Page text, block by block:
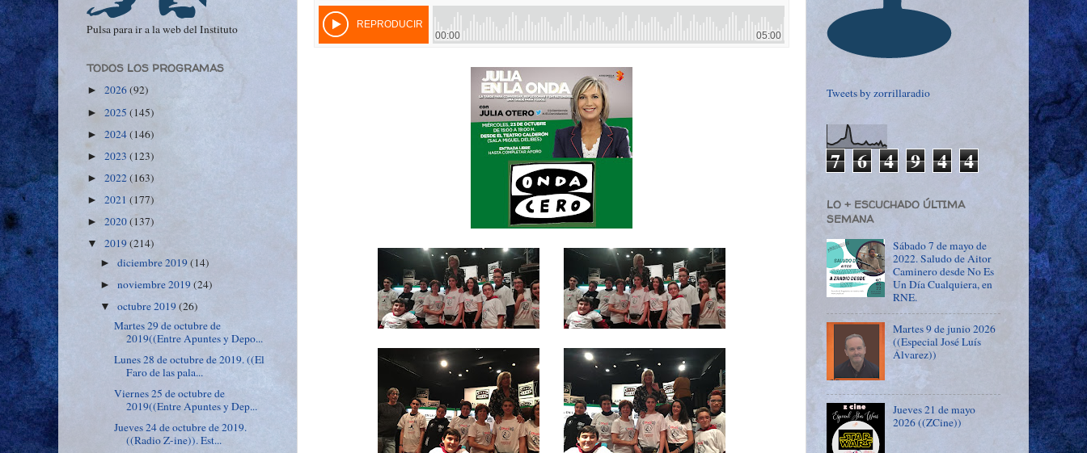
Pulsa para ir a la web del Instituto
TODOS LOS PROGRAMAS
► 2026(92)
► 2025 (145)
► 2024(146)
► 2023 (123)
► 2022(163)
► 2021 (177)
► 2020(137)
▼ 2019(214)
►diciembre 2019(14)
►noviembre 2019(24)
▼octubre 2019(26)
Martes 29 de octubre de
2019((Entre Apuntes y Depo...
Lunes 28 de octubre de 2019. ((El
Faro de las pala...
Viernes 25 de octubre de
2019((Entre Apuntes y Dep...
Jueves 24 de octubre de 2019.
((Radio Z-ine)). Est...
Tweets by zorrillaradio
7 6 4 9 4 4
LO + ESCUCHADO ÚLTIMA
SEMANA
Sábado 7 de mayo de
2022. Saludo de Aitor
Caminero desde No Es
Un Día Cualquiera, en
RNE.
Martes 9 de junio 2026
((Especial José Luís
Álvarez))
Jueves 21 de mayo
2026 ((ZCine))